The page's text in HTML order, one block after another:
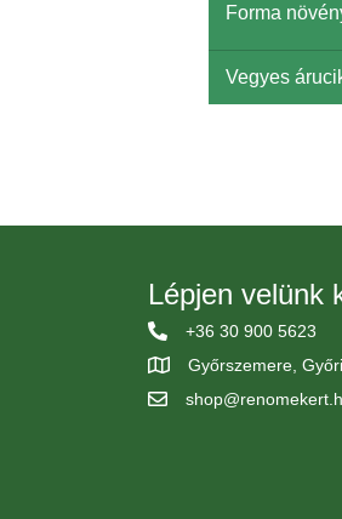
Forma
Vegyes
Lépjen velünk
+36 30 900 5623
Győrszemere,